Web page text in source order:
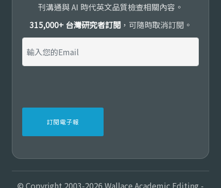
刊溝通與 AI 時代英文品質檢查相關內容。
315,000+ 台灣研究者訂閱，可隨時取消訂閱。
© Copyright 2003-2026 Wallace Academic Editing -